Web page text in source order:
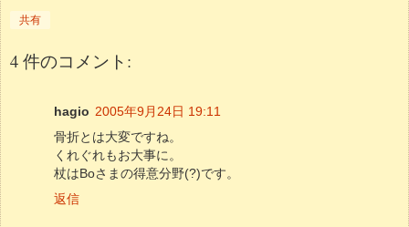
共有
4 件のコメント:
hagio 2005年9月24日 19:11
骨折とは大変ですね。
くれぐれもお大事に。
杖はBoさまの得意分野(?)です。
返信